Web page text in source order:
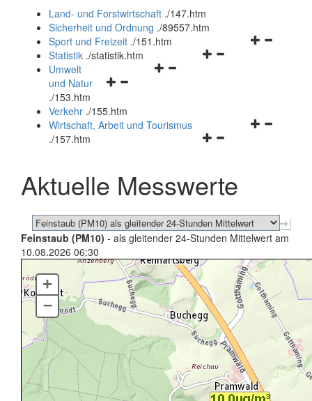
und
schließen
Land- und Forstwirtschaft ./147.htm
Sicherheit und Ordnung ./89557.htm
Navigationsmenü
Sport und Freizeit ./151.htm
Navigationsmenü
Statistik ./statistik.htm
Navigationsmenü
und
schließen
Umwelt
und Natur
./153.htm
Verkehr ./155.htm
Navigationsmenü
schließen
Wirtschaft, Arbeit und Tourismus
./157.htm
Aktuelle Messwerte
Feinstaub (PM10) - als gleitender 24-Stunden Mittelwert am
10.08.2026 06:30
+
–